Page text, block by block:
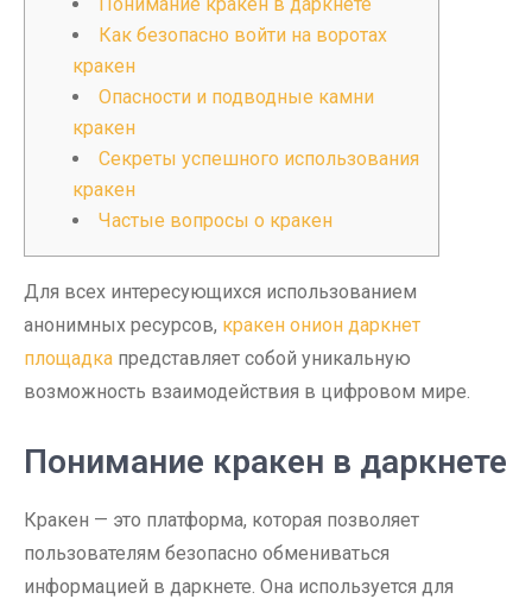
Как безопасно войти на воротах
кракен
Опасности и подводные камни
кракен
Секреты успешного использования
кракен
Частые вопросы о кракен
Для всех интересующихся использованием
анонимных ресурсов, кракен онион даркнет
площадка представляет собой уникальную
возможность взаимодействия в цифровом мире.
Понимание кракен в даркнете
Кракен — это платформа, которая позволяет
пользователям безопасно обмениваться
информацией в даркнете. Она используется для